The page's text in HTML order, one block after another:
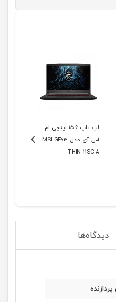
لپ تاپ ۱۵.۶ اینچی ام
اس آی مدل MSI GF63
THIN 11SC-A
›
دیدگاه‌ها